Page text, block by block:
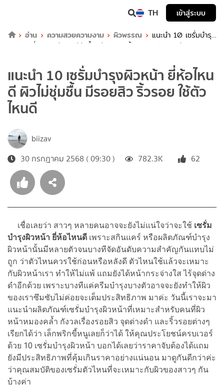
TH
เข้าสู่ระบบ
อ่าน
ความสวยความงาม ผิวพรรณ
แนะนำ 10 เซรั่มบำรุง
ผิวหน้า ยี่ห้อไหนดี ผิวไม่ชุ่มชื้น มีรอยสิว ริ้วรอย ใช้ตัวไหนดี
แนะนำ 10 เซรั่มบำรุงผิวหน้า ยี่ห้อไหน
ดี ผิวไม่ชุ่มชื้น มีรอยสิว ริ้วรอย ใช้ตัว
ไหนดี
biizav
30 กรกฎาคม 2568 ( 09:30 )
782.3K 62
เชื่อเลยว่า สาวๆ หลายคนอาจจะยังไม่แน่ใจว่าจะใช้ เซรั่ม
บำรุงผิวหน้า ยี่ห้อไหนดี เพราะสกินแคร์ หรือผลิตภัณฑ์บำรุง
ผิวหน้านั้นมีหลายตัวจนบางทีจัดอันดับความสำคัญกันแทบไม่
ถูก ว่าตัวไหนควรใช้ก่อนหรือหลังดี ตัวไหนใช้แล้วจะเหมาะ
กับผิวหน้าเรา ทำให้ไม่แพ้ แถมยังได้หน้ากระจ่างใส ไร้จุดด่าง
ดำอีกด้วย เพราะบางทีแค่ครีมบำรุงบางตัวอาจจะยังทำให้ผิว
ของเราซึมซับไม่ค่อยจะเต็มประสิทธิภาพ มาค่ะ วันนี้เราจะมา
แนะนำผลิตภัณฑ์เซรั่มบำรุงผิวหน้าที่เหมาะสำหรับคนที่ผิว
หน้าหมองคล้ำ กังวลเรื่องรอยสิว จุดด่างดำ และริ้วรอยต่างๆ
เรียกได้ว่า เล็กพริกขี้หนูเลยก็ว่าได้ ให้คุณประโยชน์ครบเวอร์
ด้วย 10 เซรั่มบำรุงผิวหน้า บอกได้เลยว่าราคาจับต้องได้แถม
ยังมีประสิทธิภาพที่คุ้มเกินราคาอย่างแน่นอน มาดูกันดีกว่าค่ะ
ว่าคุณสมบัติของเซรั่มตัวไหนที่จะเหมาะกับผิวของสาวๆ กัน
บ้างค่า